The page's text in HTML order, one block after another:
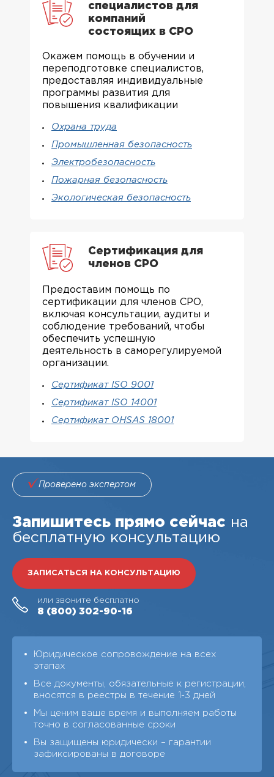
специалистов для
компаний
состоящих в СРО
Окажем помощь в обучении и
переподготовке специалистов,
предоставляя индивидуальные
программы развития для
повышения квалификации
Охрана труда
Промышленная безопасность
Электробезопасность
Пожарная безопасность
Экологическая безопасность
Сертификация для
членов СРО
Предоставим помощь по
сертификации для членов СРО,
включая консультации, аудиты и
соблюдение требований, чтобы
обеспечить успешную
деятельность в саморегулируемой
организации.
Сертификат ISO 9001
Сертификат ISO 14001
Сертификат OHSAS 18001
Проверено экспертом
Запишитесь прямо сейчас на
бесплатную консультацию
ЗАПИСАТЬСЯ НА КОНСУЛЬТАЦИЮ
или звоните бесплатно
8 (800) 302-90-16
Юридическое сопровождение на всех
этапах
Все документы, обязательные к регистрации,
вносятся в реестры в течение 1-3 дней
Мы ценим ваше время и выполняем работы
точно в согласованные сроки
Вы защищены юридически – гарантии
зафиксированы в договоре